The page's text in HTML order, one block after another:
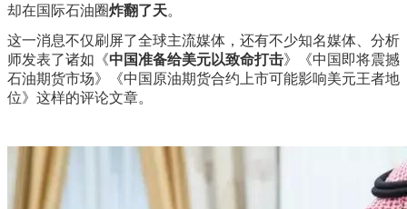
却在国际石油圈炸翻了天。
这一消息不仅刷屏了全球主流媒体，还有不少知名媒体、分析
师发表了诸如《中国准备给美元以致命打击》《中国即将震撼
石油期货市场》《中国原油期货合约上市可能影响美元王者地
位》这样的评论文章。